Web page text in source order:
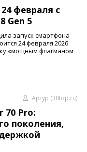
февраля с
Gen 5
запуск смартфона
24 февраля 2026
«мощным флагманом
Артур (30top.ru)
70 Pro:
поколения,